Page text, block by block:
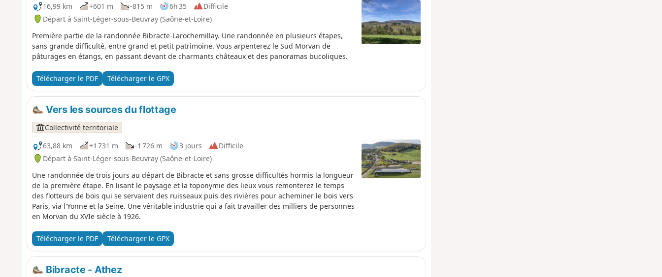
16,99 km
+601 m -815 m 6h 35
Difficile
Départ à Saint-Léger-sous-Beuvray (Saône-et-Loire)
Première partie de la randonnée Bibracte-Larochemillay. Une randonnée en plusieurs étapes,
sans grande difficulté, entre grand et petit patrimoine. Vous arpenterez le Sud Morvan de
pâturages en étangs, en passant devant de charmants châteaux et des panoramas bucoliques.
Télécharger le PDF Télécharger le GPX
Vers les sources du flottage
Collectivité territoriale
63,88 km
+1 731 m -1 726 m 3 jours
Difficile
Départ à Saint-Léger-sous-Beuvray (Saône-et-Loire)
Une randonnée de trois jours au départ de Bibracte et sans grosse difficultés hormis la longueur
de la première étape. En lisant le paysage et la toponymie des lieux vous remonterez le temps
des flotteurs de bois qui se servaient des ruisseaux puis des rivières pour acheminer le bois vers
Paris, via l'Yonne et la Seine. Une véritable industrie qui a fait travailler des milliers de personnes
en Morvan du XVIe siècle à 1926.
Télécharger le PDF Télécharger le GPX
Bibracte - Athez